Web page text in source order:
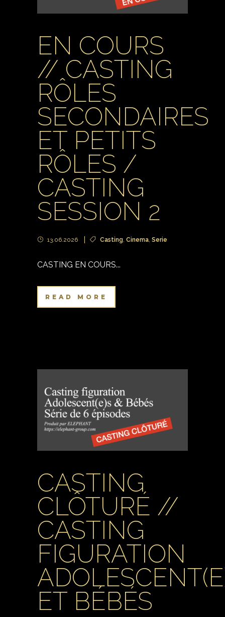
EN COURS
// CASTING
RÔLES
SECONDAIRES
ET PETITS
RÔLES /
CASTING
SESSION 2
13.06.2026 Casting, Cinema, Serie
CASTING EN COURS...
READ MORE
CASTING
CLÔTURÉ //
CASTING
FIGURATION
ET BÉBÉS